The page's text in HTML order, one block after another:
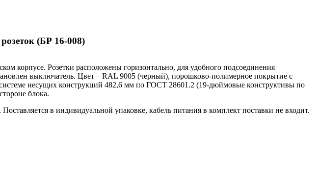
(БР 16-008)
корпусе. Розетки расположены горизонтально, для удобного подсоединения
выключатель. Цвет – RAL 9005 (черный), порошково-полимерное покрытие с
несущих конструкций 482,6 мм по ГОСТ 28601.2 (19-дюймовые конструктивы по
блока.
в индивидуальной упаковке, кабель питания в комплект поставки не входит.